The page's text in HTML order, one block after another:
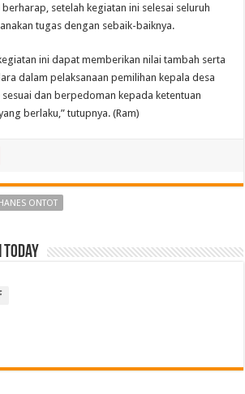
setelah kegiatan ini selesai seluruh
tugas dengan sebaik-baiknya.
ini dapat memberikan nilai tambah serta
dalam pelaksanaan pemilihan kepala desa
sesuai dan berpedoman kepada ketentuan
berlaku,” tutupnya. (Ram)
ONTOT